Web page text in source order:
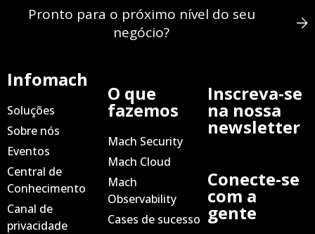
Pronto para o próximo nível do seu
negócio?
Infomach
Soluções
Sobre nós
Eventos
Central de
Conhecimento
Canal de
privacidade
O que
fazemos
Mach Security
Mach Cloud
Mach
Observability
Cases de sucesso
Inscreva-se
na nossa
newsletter
Conecte-se
com a
gente